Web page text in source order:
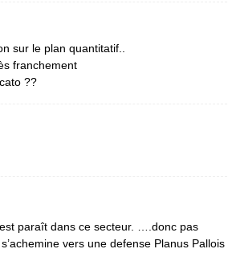
sur le plan quantitatif..
franchement
??
paraît dans ce secteur. ….donc pas
vers une defense Planus Pallois